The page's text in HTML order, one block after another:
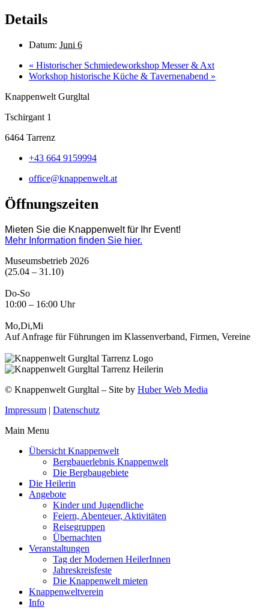
Details
Datum: Juni 6
« Historischer Schmiedeworkshop Messer & Axt
Workshop historische Küche & Tavernenabend »
Knappenwelt Gurgltal
Tschirgant 1
6464 Tarrenz
+43 664 9159994
office@knappenwelt.at
Öffnungszeiten
Mieten Sie die Knappenwelt für Ihr Event!
Mehr Information finden Sie hier.
Museumsbetrieb 2026
(25.04 – 31.10)
Do-So
10:00 – 16:00 Uhr
Mo,Di,Mi
Auf Anfrage für Führungen im Klassenverband, Firmen, Vereine
© Knappenwelt Gurgltal – Site by Huber Web Media
Impressum | Datenschutz
Main Menu
Übersicht Knappenwelt
Bergbauerlebnis Knappenwelt
Die Bergbaugebiete
Die Heilerin
Angebote
Kinder und Jugendliche
Feiern, Abenteuer, Aktivitäten
Reisegruppen
Übernachten
Veranstaltungen
Tag der Modernen HeilerInnen
Jahreskreisfeste
Die Knappenwelt mieten
Knappenweltverein
Info